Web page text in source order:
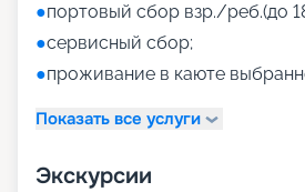
●портовый сбор взр./реб.(до
●сервисный сбор;
●проживание в каюте
Показать все услуги
Экскурсии